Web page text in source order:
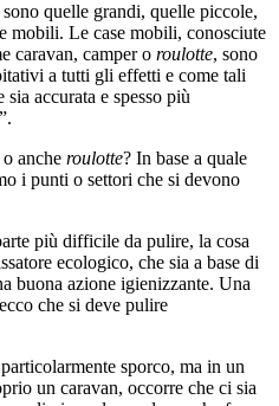
quelle grandi, quelle piccole,
mobili. Le case mobili, conosciute
caravan, camper o roulotte, sono
a tutti gli effetti e come tali
accurata e spesso più
anche roulotte? In base a quale
i punti o settori che si devono
più difficile da pulire, la cosa
ecologico, che sia a base di
buona azione igienizzante. Una
che si deve pulire
sporco, ma in un
un caravan, occorre che ci sia